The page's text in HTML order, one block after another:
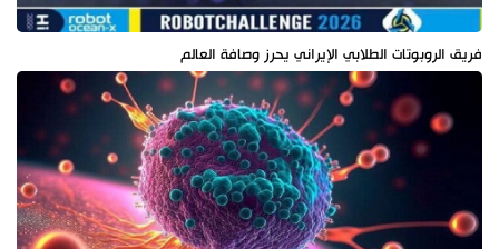
فريق الروبوتات الطلابي الإيراني يحرز وصافة العالم